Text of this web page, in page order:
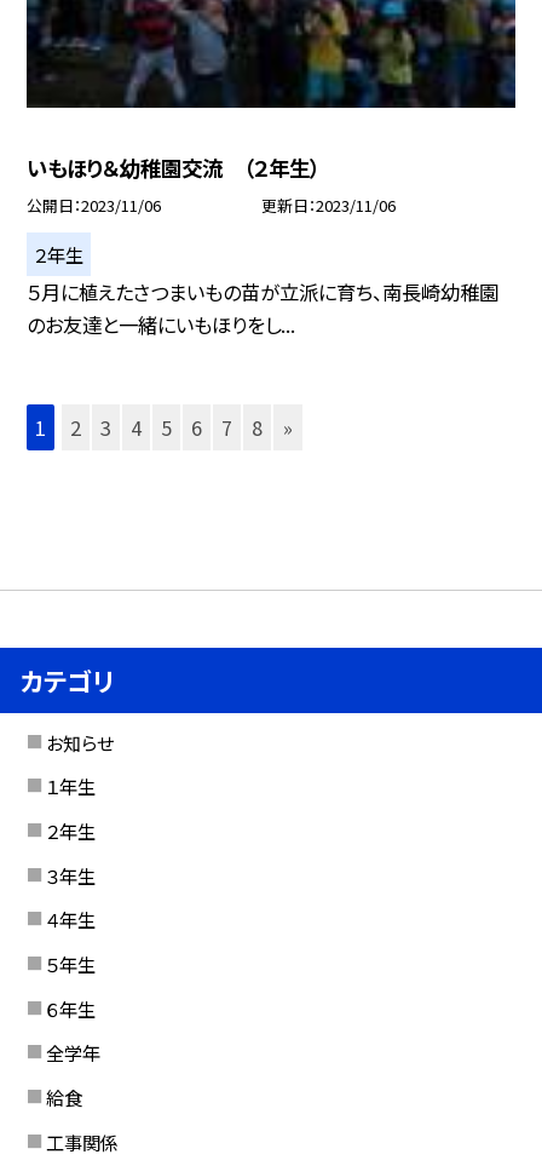
いもほり＆幼稚園交流 （２年生）
公開日 2023/11/06 更新日 2023/11/06
２年生
５月に植えたさつまいもの苗が立派に育ち、南長崎幼稚園
のお友達と一緒にいもほりをし...
1 2 3 4 5 6 7 8 »
カテゴリ
お知らせ
１年生
２年生
３年生
４年生
５年生
６年生
全学年
給食
工事関係